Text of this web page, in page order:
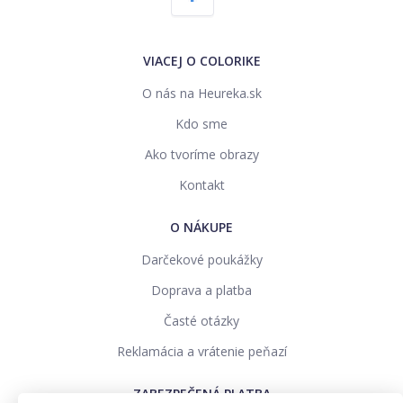
VIACEJ O COLORIKE
O nás na Heureka.sk
Kdo sme
Ako tvoríme obrazy
Kontakt
O NÁKUPE
Darčekové poukážky
Doprava a platba
Časté otázky
Reklamácia a vrátenie peňazí
ZABEZPEČENÁ PLATBA